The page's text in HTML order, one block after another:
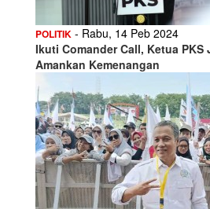
POLITIK - Rabu, 14 Peb 2024
Ikuti Comander Call, Ketua PKS
Amankan Kemenangan